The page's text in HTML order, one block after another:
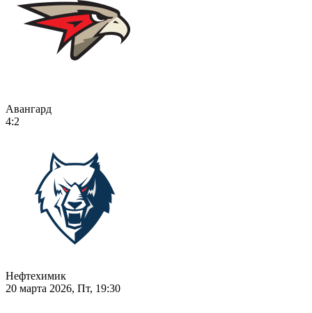
Авангард
4:2
Нефтехимик
20 марта 2026, Пт, 19:30